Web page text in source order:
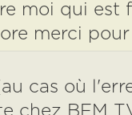
moi qui est
merci
cas où